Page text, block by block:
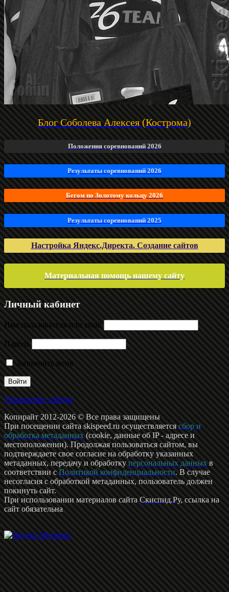
Блог Соболева Алексея (Кострома)
Положения соревнований 2026
Результаты соревнований 2026
Бегом по Золотому кольцу 2026
Результаты соревнований 2025
Настройка Яндекс.Директа. Создание сайтов
Материальная помощь нашему сайту
Личный кабинет
Имя пользователя или email
Пароль
Запомнить меня
Управление сайтом
Копирайт 2012-2026 © Все права защищены
При посещении сайта skispeed.ru осуществляетсясбор и
обработка метаданных(cookie, данные об IP - адресе и
местоположении). Продолжая пользоваться сайтом, вы
подтверждаете свое согласие на обработку указанных
метаданных, передачу и обработкуперсональных данныхв
соответствии сПолитикой конфиденциальности. В случае
несогласия с обработкой метаданных, пользователь должен
покинуть сайт.
При использовании материалов сайтаСкиспид.Ру, ссылка на
сайт обязательна